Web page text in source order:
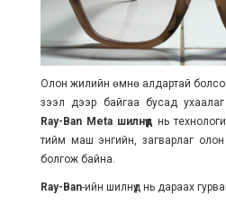
Олон жилийн өмнө алдартай
зээл дээр байгаа бусад ухаалаг
Ray-Ban Meta шилнүүд нь
тийм маш энгийн, загварлаг
болгож байна.
Ray-Ban-ийн шилнүүд нь дараах